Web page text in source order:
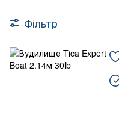
Фільтр